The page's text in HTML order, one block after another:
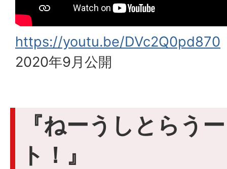
https://youtu.be/DVc2Q0pd870
2020年9月公開
『ねーうしとらう
ト！』